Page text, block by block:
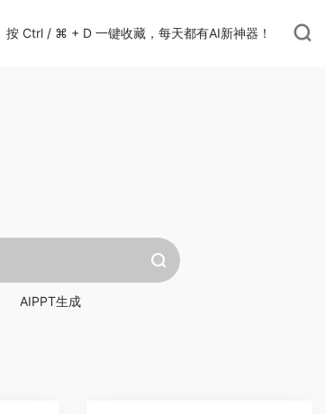
按 Ctrl / ⌘ + D 一键收藏，每天都有AI新神器！
AIPPT生成